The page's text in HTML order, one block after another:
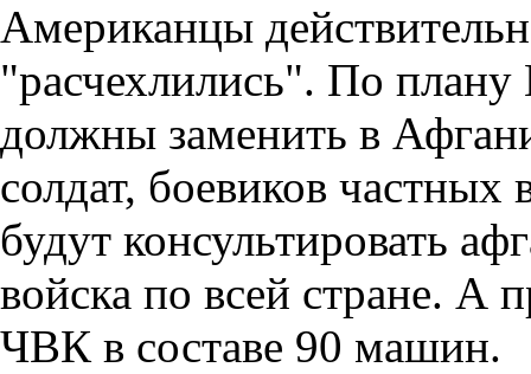
Американцы
"расчехлились". По
должны заменить в
солдат, боевиков
будут консультировать
войска по всей стране. А
ЧВК в составе 90 машин.